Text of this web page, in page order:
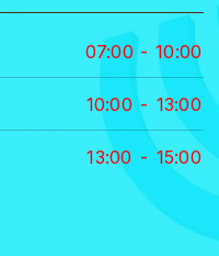
07:00 - 10:00
10:00 - 13:00
13:00 - 15:00